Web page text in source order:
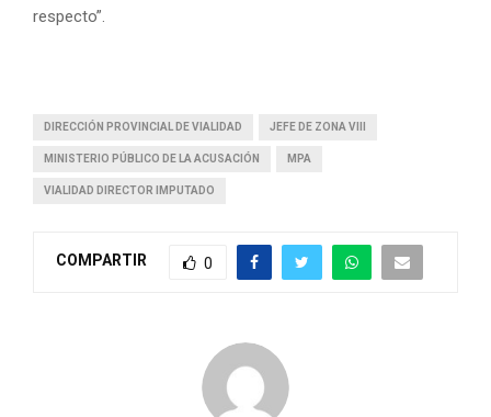
respecto”.
DIRECCIÓN PROVINCIAL DE VIALIDAD JEFE DE ZONA VIII
MINISTERIO PÚBLICO DE LA ACUSACIÓN MPA
VIALIDAD DIRECTOR IMPUTADO
COMPARTIR 0